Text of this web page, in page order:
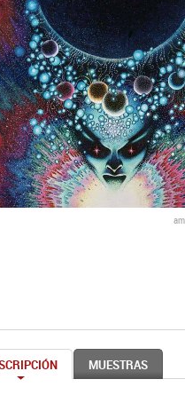
MUESTRAS